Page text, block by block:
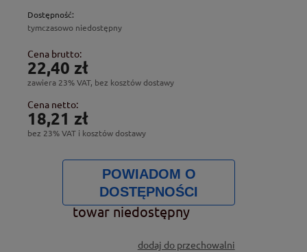
Dostępność:
tymczasowo niedostępny
Cena brutto:
22,40 zł
zawiera 23% VAT, bez kosztów dostawy
Cena netto:
18,21 zł
bez 23% VAT i kosztów dostawy
POWIADOM O
DOSTĘPNOŚCI
towar niedostępny
dodaj do przechowalni